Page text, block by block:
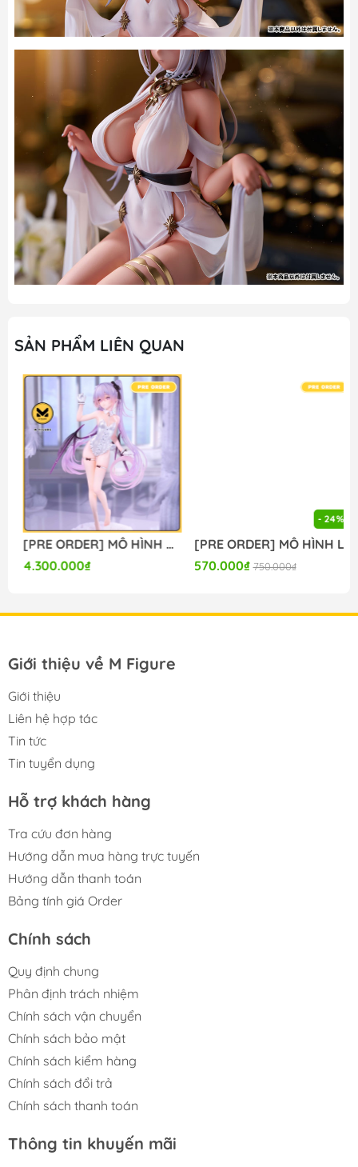
SẢN PHẨM LIÊN QUAN
[PRE ORDER] MÔ HÌNH Original - Eve - 1/6 - Agape ver. (Omaha) FIGURE CHÍNH HÃNG
4.300.000₫
- 24%
[PRE ORDER] MÔ HÌNH Lycoris Recoil - Nishikigi Chisato - High Premium Figure - Street Snap (Sega Fave) FIGURE CHÍNH HÃNG
570.000₫ 750.000₫
Giới thiệu về M Figure
Giới thiệu
Liên hệ hợp tác
Tin tức
Tin tuyển dụng
Hỗ trợ khách hàng
Tra cứu đơn hàng
Hướng dẫn mua hàng trực tuyến
Hướng dẫn thanh toán
Bảng tính giá Order
Chính sách
Quy định chung
Phân định trách nhiệm
Chính sách vận chuyển
Chính sách bảo mật
Chính sách kiểm hàng
Chính sách đổi trả
Chính sách thanh toán
Thông tin khuyến mãi